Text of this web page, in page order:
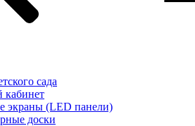
сада
экраны (LED панели)
доски